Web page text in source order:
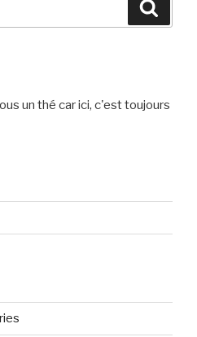
un thé car ici, c'est toujours